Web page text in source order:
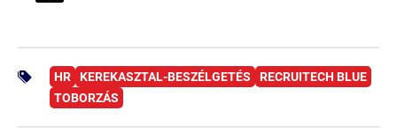
HR KEREKASZTAL-BESZÉLGETÉS
RECRUITECH BLUE
TOBORZÁS